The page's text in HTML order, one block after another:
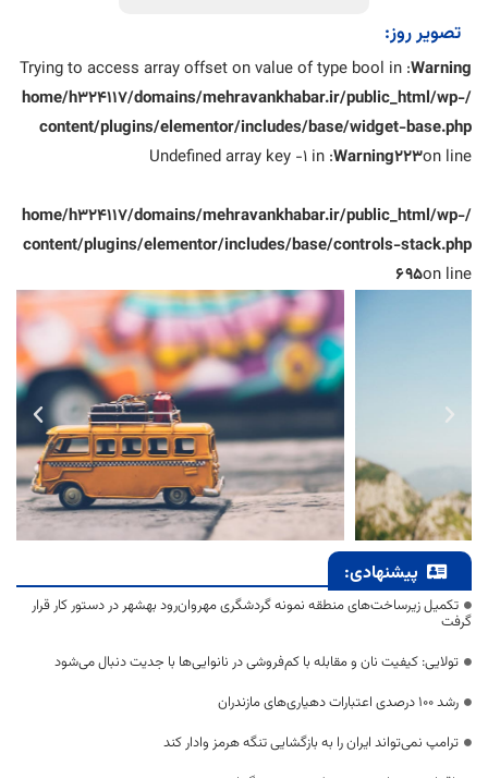
تصویر روز:
Warning
: Trying to access array offset on value of type bool in
/home/h324117/domains/mehravankhabar.ir/public_html/wp-
content/plugins/elementor/includes/base/widget-base.php
on line
223
Warning
: Undefined array key -1 in
/home/h324117/domains/mehravankhabar.ir/public_html/wp-
content/plugins/elementor/includes/base/controls-stack.php
on line
695
پیشنهادی:
تکمیل زیرساخت‌های منطقه نمونه گردشگری مهروان‌رود بهشهر در دستور کار قرار
گرفت
تولایی: کیفیت نان و مقابله با کم‌فروشی در نانوایی‌ها با جدیت دنبال می‌شود
رشد ۱۰۰ درصدی اعتبارات دهیاری‌های مازندران
ترامپ نمی‌تواند ایران را به بازگشایی تنگه هرمز وادار کند